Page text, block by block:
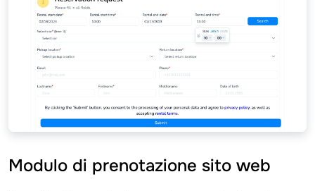
Modulo di prenotazione sito web